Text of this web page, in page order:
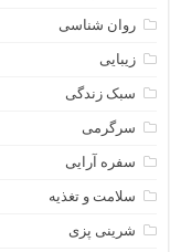
روان شناسی
زیبایی
سبک زندگی
سرگرمی
سفره آرایی
سلامت و تغذیه
شرینی پزی